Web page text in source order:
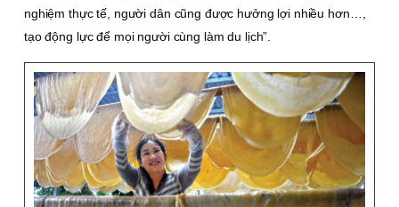
nghiệm thực tế, người dân cũng được hưởng lợi nhiều hơn…,
tạo động lực để mọi người cùng làm du lịch”.